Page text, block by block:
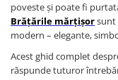
Coliere Transparente
Coliere Transparente
Coliere Transparente
Naturale
Coliere Transparente
poveste și poate fi
Brățările mărțișorsunt
modern – elegante,
Acest ghid complet
răspunde tuturor